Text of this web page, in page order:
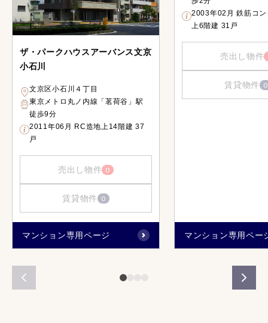
ザ・パークハウスアーバンス文京
小石川
文京区小石川４丁目
東京メトロ丸ノ内線「茗荷谷」駅
徒歩9分
2011年06月 RC造地上14階建 37
戸
売出し物件 0
賃貸物件 0
マンション専用ページ
2003年02月 鉄筋コ
上6階建 31戸
売出し物件
賃貸物件 0
マンション専用ペー